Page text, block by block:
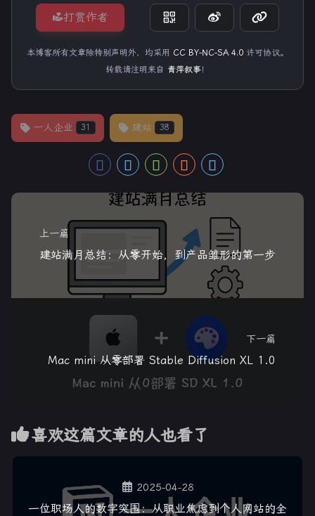
打赏作者
本博客所有文章除特别声明外，均采用 CC BY-NC-SA 4.0 许可协议。
转载请注明来自 青萍叙事！
一人企业 31 建站 38
上一篇
建站满月总结：从零开始，到产品雏形的第一步
下一篇
Mac mini 从零部署 Stable Diffusion XL 1.0
喜欢这篇文章的人也看了
2025-04-28
一位职场人的数字突围：从职业焦虑到个人网站的全